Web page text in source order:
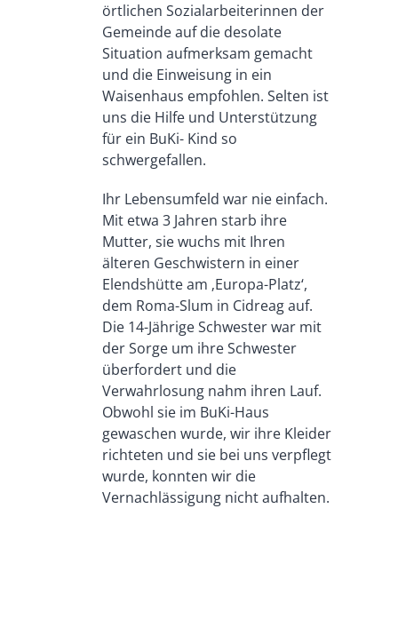
örtlichen Sozialarbeiterinnen der
Gemeinde auf die desolate
Situation aufmerksam gemacht
und die Einweisung in ein
Waisenhaus empfohlen. Selten ist
uns die Hilfe und Unterstützung
für ein BuKi- Kind so
schwergefallen.
Ihr Lebensumfeld war nie einfach.
Mit etwa 3 Jahren starb ihre
Mutter, sie wuchs mit Ihren
älteren Geschwistern in einer
Elendshütte am ‚Europa-Platz‘,
dem Roma-Slum in Cidreag auf.
Die 14-Jährige Schwester war mit
der Sorge um ihre Schwester
überfordert und die
Verwahrlosung nahm ihren Lauf.
Obwohl sie im BuKi-Haus
gewaschen wurde, wir ihre Kleider
richteten und sie bei uns verpflegt
wurde, konnten wir die
Vernachlässigung nicht aufhalten.